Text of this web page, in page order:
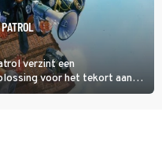
verzint een
voor het tekort aan